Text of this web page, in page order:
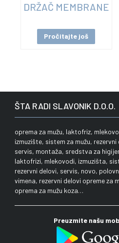
DRŽAČ MEMBRANE
Pročitajte još
ŠTA RADI SLAVONIK D.O.O.
oprema za mužu, laktofriz,
izmuzište, sistem za mužu,
servis, montaža, sredstva za
laktofrizi, mlekovodi, izmuzišta,
rezervni delovi, servis, novo,
vimena, rezervni delovi opreme za
oprema za mužu koza…
Preuzmite našu